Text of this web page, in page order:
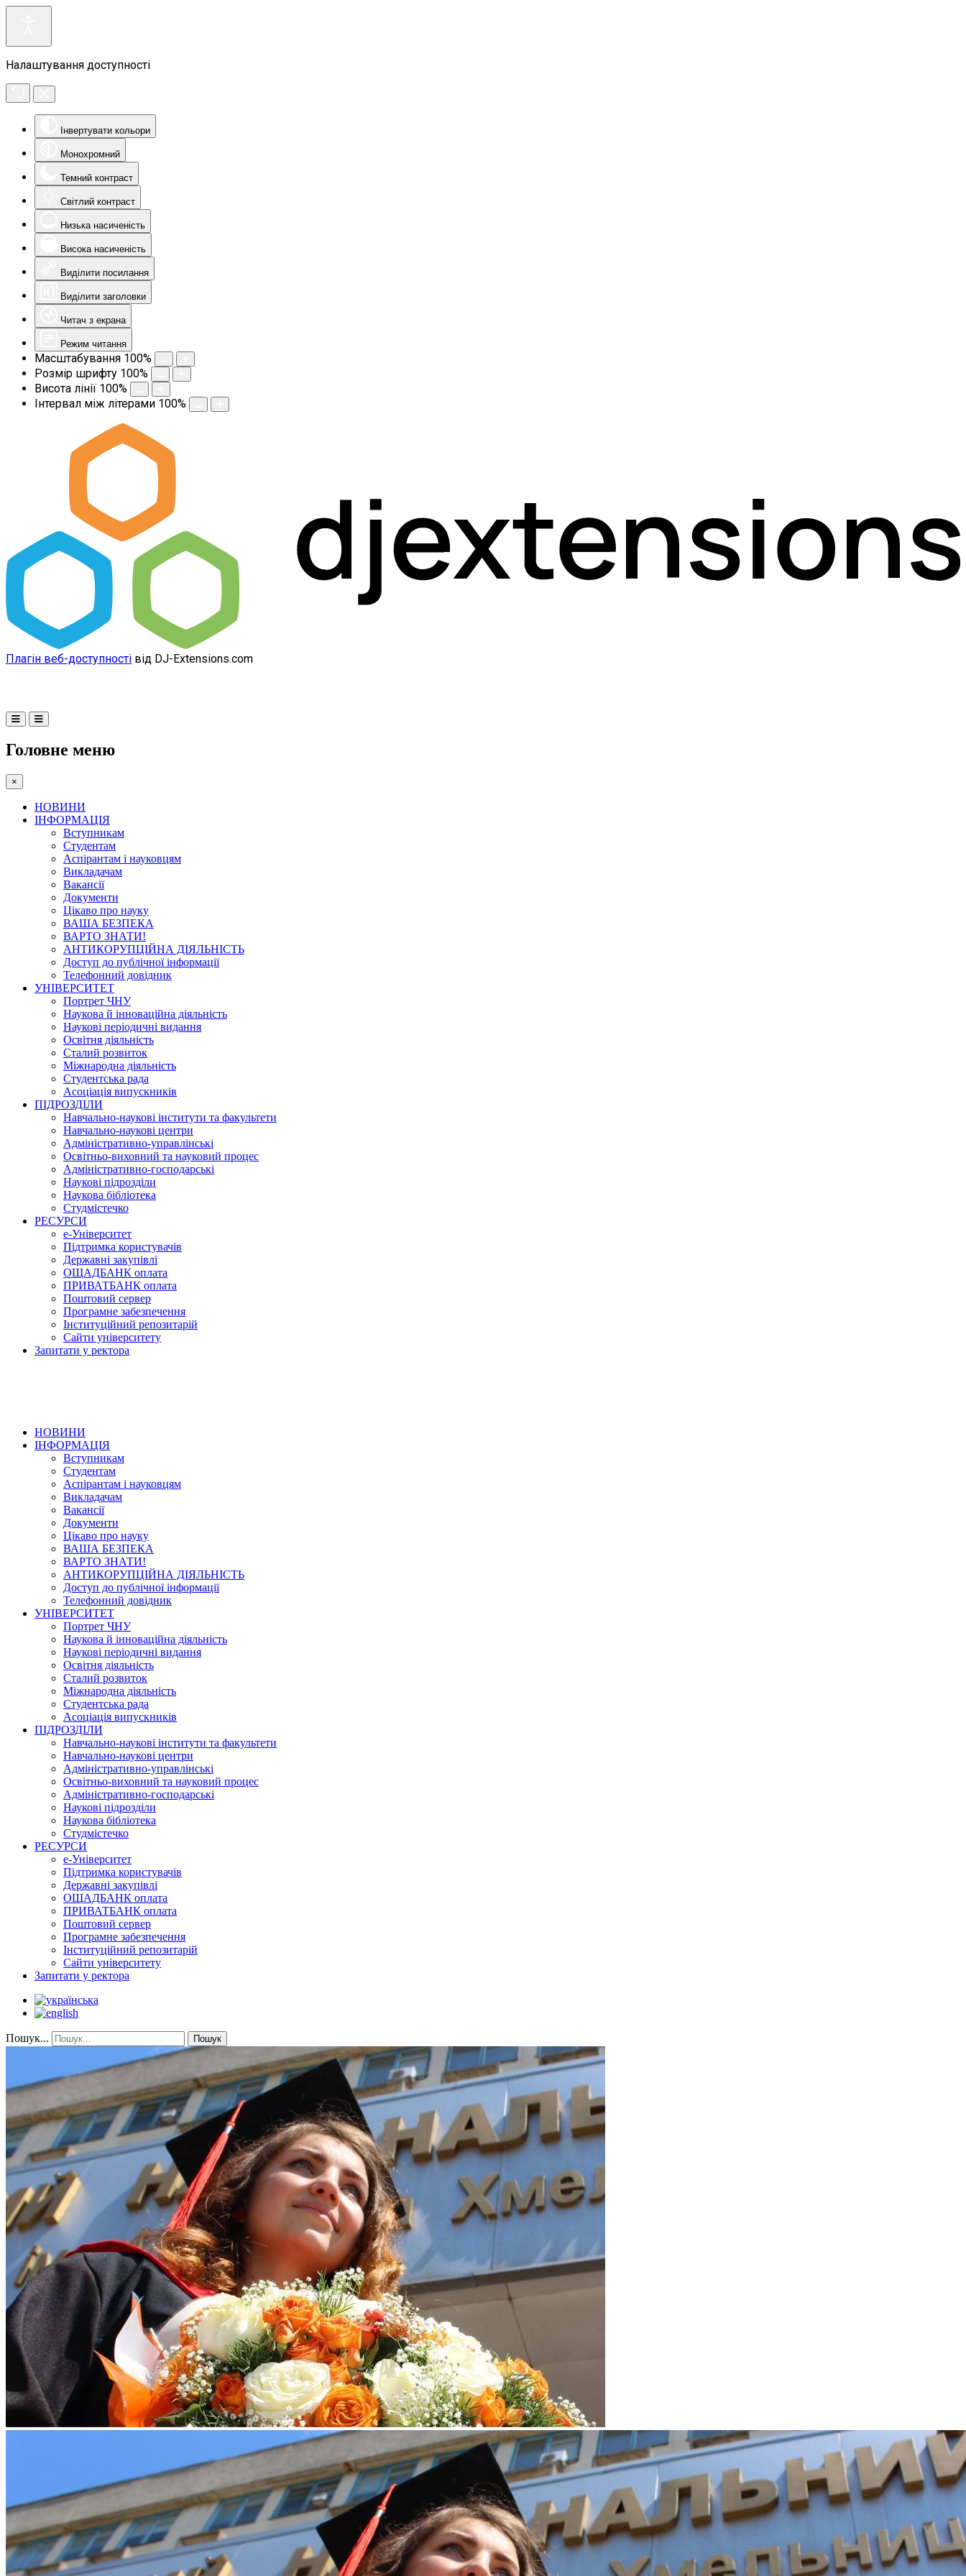
Налаштування доступності
Інвертувати кольори
Монохромний
Темний контраст
Світлий контраст
Низька насиченість
Висока насиченість
Виділити посилання
Виділити заголовки
Читач з екрана
Режим читання
Масштабування 100%
Розмір шрифту 100%
Висота лінії 100%
Інтервал між літерами 100%
Плагін веб-доступності від DJ-Extensions.com
Головне меню
×
НОВИНИ
ІНФОРМАЦІЯ
Вступникам
Студентам
Аспірантам і науковцям
Викладачам
Вакансії
Документи
Цікаво про науку
ВАША БЕЗПЕКА
ВАРТО ЗНАТИ!
АНТИКОРУПЦІЙНА ДІЯЛЬНІСТЬ
Доступ до публічної інформації
Телефонний довідник
УНІВЕРСИТЕТ
Портрет ЧНУ
Наукова й інноваційна діяльність
Наукові періодичні видання
Освітня діяльність
Сталий розвиток
Міжнародна діяльність
Студентська рада
Асоціація випускників
ПІДРОЗДІЛИ
Навчально-наукові інститути та факультети
Навчально-наукові центри
Адміністративно-управлінські
Освітньо-виховний та науковий процес
Адміністративно-господарські
Наукові підрозділи
Наукова бібліотека
Студмістечко
РЕСУРСИ
е-Університет
Підтримка користувачів
Державні закупівлі
ОЩАДБАНК оплата
ПРИВАТБАНК оплата
Поштовий сервер
Програмне забезпечення
Інституційний репозитарій
Сайти університету
Запитати у ректора
НОВИНИ
ІНФОРМАЦІЯ
Вступникам
Студентам
Аспірантам і науковцям
Викладачам
Вакансії
Документи
Цікаво про науку
ВАША БЕЗПЕКА
ВАРТО ЗНАТИ!
АНТИКОРУПЦІЙНА ДІЯЛЬНІСТЬ
Доступ до публічної інформації
Телефонний довідник
УНІВЕРСИТЕТ
Портрет ЧНУ
Наукова й інноваційна діяльність
Наукові періодичні видання
Освітня діяльність
Сталий розвиток
Міжнародна діяльність
Студентська рада
Асоціація випускників
ПІДРОЗДІЛИ
Навчально-наукові інститути та факультети
Навчально-наукові центри
Адміністративно-управлінські
Освітньо-виховний та науковий процес
Адміністративно-господарські
Наукові підрозділи
Наукова бібліотека
Студмістечко
РЕСУРСИ
е-Університет
Підтримка користувачів
Державні закупівлі
ОЩАДБАНК оплата
ПРИВАТБАНК оплата
Поштовий сервер
Програмне забезпечення
Інституційний репозитарій
Сайти університету
Запитати у ректора
Пошук... Пошук